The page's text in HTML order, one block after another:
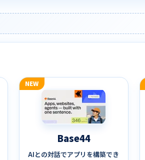
NEW
Base44
AIとの対話でアプリを構築でき